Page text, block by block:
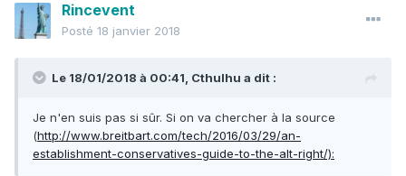
Rincevent
Posté 18 janvier 2018
Le 18/01/2018 à 00:41, Cthulhu a dit :
Je n'en suis pas si sûr. Si on va chercher à la source
(http://www.breitbart.com/tech/2016/03/29/an-
establishment-conservatives-guide-to-the-alt-right/):